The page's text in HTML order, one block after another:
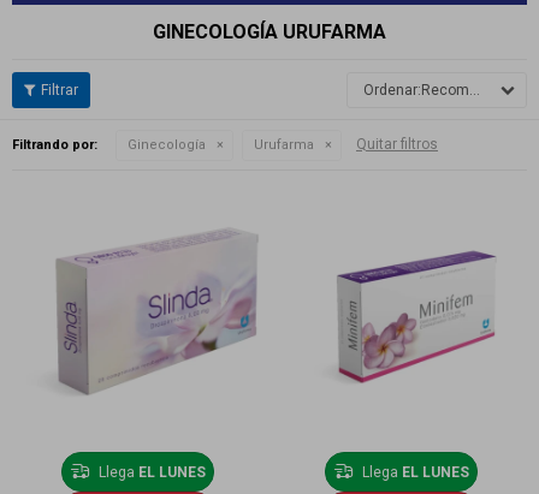
GINECOLOGÍA URUFARMA
Recomendados
Filtrando por: Ginecología Urufarma Quitar filtros
Llega EL LUNES Llega EL LUNES